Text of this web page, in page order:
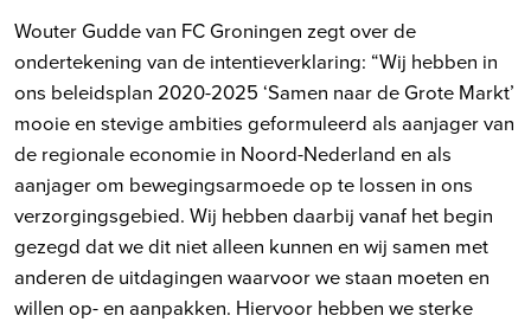
Wouter Gudde van FC Groningen zegt over de
ondertekening van de intentieverklaring: “Wij hebben in
ons beleidsplan 2020-2025 ‘Samen naar de Grote Markt’
mooie en stevige ambities geformuleerd als aanjager van
de regionale economie in Noord-Nederland en als
aanjager om bewegingsarmoede op te lossen in ons
verzorgingsgebied. Wij hebben daarbij vanaf het begin
gezegd dat we dit niet alleen kunnen en wij samen met
anderen de uitdagingen waarvoor we staan moeten en
willen op- en aanpakken. Hiervoor hebben we sterke